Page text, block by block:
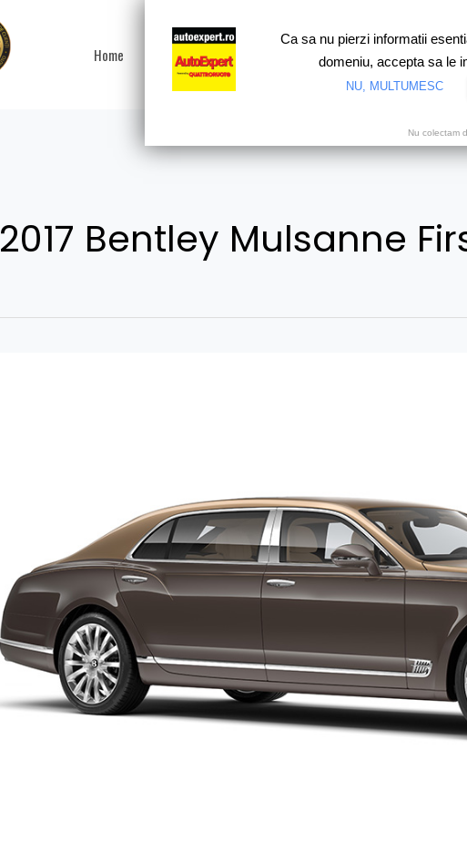
Home Test drive Motorsport Proiecte
2017 Bentley Mulsanne
Ca sa nu pierzi informatii
domeniu, accepta sa le
NU, MULTUMESC
Nu colectam